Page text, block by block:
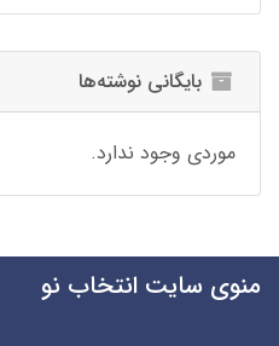
بایگانی نوشته‌ها
موردی وجود ندارد.
منوی سایت انتخاب نو